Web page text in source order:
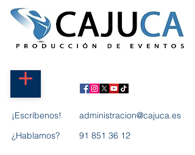
¿Hablamos? 91 851 36 12
¡Escríbenos! administracion@cajuca.es